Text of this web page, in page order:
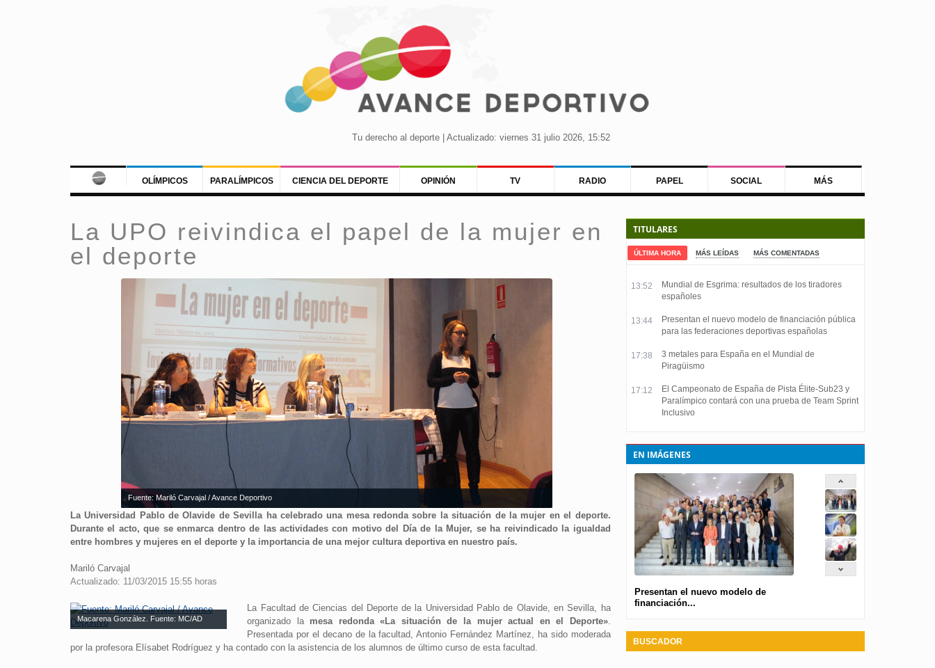
Tu derecho al deporte | Actualizado: viernes 31 julio 2026, 15:52
OLÍMPICOS PARALÍMPICOS CIENCIA DEL DEPORTE OPINIÓN TV RADIO PAPEL SOCIAL MÁS
La UPO reivindica el papel de la mujer en
el deporte
Fuente: Mariló Carvajal / Avance Deportivo
La Universidad Pablo de Olavide de Sevilla ha celebrado una mesa redonda sobre la situación de la mujer en el deporte.
Durante el acto, que se enmarca dentro de las actividades con motivo del Día de la Mujer, se ha reivindicado la igualdad
entre hombres y mujeres en el deporte y la importancia de una mejor cultura deportiva en nuestro país.
Mariló Carvajal
Actualizado: 11/03/2015 15:55 horas
Macarena González. Fuente: MC/AD
La Facultad de Ciencias del Deporte de la Universidad Pablo de Olavide, en Sevilla, ha
organizado la mesa redonda «La situación de la mujer actual en el Deporte».
Presentada por el decano de la facultad, Antonio Fernández Martínez, ha sido moderada
por la profesora Elísabet Rodríguez y ha contado con la asistencia de los alumnos de último curso de esta facultad.
TITULARES
ÚLTIMA HORA MÁS LEÍDAS MÁS COMENTADAS
13:52
Mundial de Esgrima: resultados de los tiradores
españoles
13:44
Presentan el nuevo modelo de financiación pública
para las federaciones deportivas españolas
17:38
3 metales para España en el Mundial de
Piragüismo
17:12
El Campeonato de España de Pista Élite-Sub23 y
Paralímpico contará con una prueba de Team Sprint
Inclusivo
EN IMÁGENES
Presentan el nuevo modelo de
financiación...
BUSCADOR